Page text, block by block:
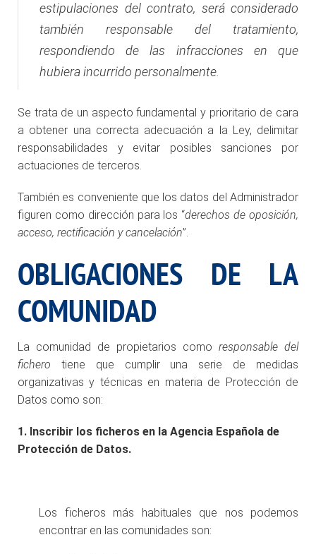
estipulaciones del contrato, será considerado
también responsable del tratamiento,
respondiendo de las infracciones en que
hubiera incurrido personalmente.
Se trata de un aspecto fundamental y prioritario de cara
a obtener una correcta adecuación a la Ley, delimitar
responsabilidades y evitar posibles sanciones por
actuaciones de terceros.
También es conveniente que los datos del Administrador
figuren como dirección para los “derechos de oposición,
acceso, rectificación y cancelación”.
OBLIGACIONES DE LA
COMUNIDAD
La comunidad de propietarios como responsable del
fichero tiene que cumplir una serie de medidas
organizativas y técnicas en materia de Protección de
Datos como son:
1. Inscribir los ficheros en la Agencia Española de
Protección de Datos.
Los ficheros más habituales que nos podemos
encontrar en las comunidades son: